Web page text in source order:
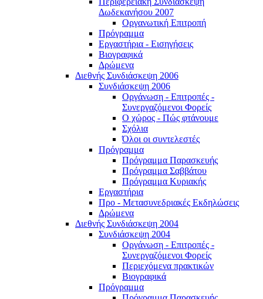
Δωδεκανήσου 2007
Οργανωτική Επιτροπή
Πρόγραμμα
Εργαστήρια - Εισηγήσεις
Βιογραφικά
Δρώμενα
Διεθνής Συνδιάσκεψη 2006
Συνδιάσκεψη 2006
Οργάνωση - Επιτροπές -
Συνεργαζόμενοι Φορείς
Ο χώρος - Πώς φτάνουμε
Σχόλια
Όλοι οι συντελεστές
Πρόγραμμα
Πρόγραμμα Παρασκευής
Πρόγραμμα Σαββάτου
Πρόγραμμα Κυριακής
Εργαστήρια
Προ - Μετασυνεδριακές Εκδηλώσεις
Δρώμενα
Διεθνής Συνδιάσκεψη 2004
Συνδιάσκεψη 2004
Οργάνωση - Επιτροπές -
Συνεργαζόμενοι Φορείς
Περιεχόμενα πρακτικών
Βιογραφικά
Πρόγραμμα